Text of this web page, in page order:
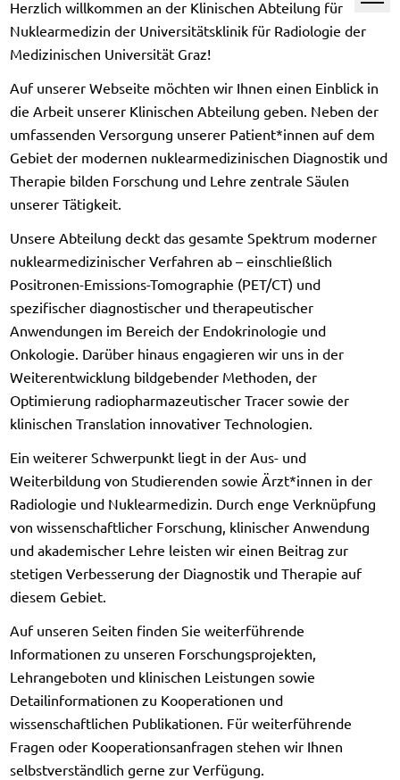
Herzlich willkommen an der Klinischen Abteilung für
Nuklearmedizin der Universitätsklinik für Radiologie der
Medizinischen Universität Graz!
Auf unserer Webseite möchten wir Ihnen einen Einblick in
die Arbeit unserer Klinischen Abteilung geben. Neben der
umfassenden Versorgung unserer Patient*innen auf dem
Gebiet der modernen nuklearmedizinischen Diagnostik und
Therapie bilden Forschung und Lehre zentrale Säulen
unserer Tätigkeit.
Unsere Abteilung deckt das gesamte Spektrum moderner
nuklearmedizinischer Verfahren ab – einschließlich
Positronen-Emissions-Tomographie (PET/CT) und
spezifischer diagnostischer und therapeutischer
Anwendungen im Bereich der Endokrinologie und
Onkologie. Darüber hinaus engagieren wir uns in der
Weiterentwicklung bildgebender Methoden, der
Optimierung radiopharmazeutischer Tracer sowie der
klinischen Translation innovativer Technologien.
Ein weiterer Schwerpunkt liegt in der Aus- und
Weiterbildung von Studierenden sowie Ärzt*innen in der
Radiologie und Nuklearmedizin. Durch enge Verknüpfung
von wissenschaftlicher Forschung, klinischer Anwendung
und akademischer Lehre leisten wir einen Beitrag zur
stetigen Verbesserung der Diagnostik und Therapie auf
diesem Gebiet.
Auf unseren Seiten finden Sie weiterführende
Informationen zu unseren Forschungsprojekten,
Lehrangeboten und klinischen Leistungen sowie
Detailinformationen zu Kooperationen und
wissenschaftlichen Publikationen. Für weiterführende
Fragen oder Kooperationsanfragen stehen wir Ihnen
selbstverständlich gerne zur Verfügung.